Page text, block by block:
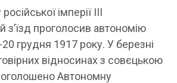
імперії ІІІ
зʼїзд проголосив автономію
грудня 1917 року. У березні
відносинах з совєцькою
Автономну